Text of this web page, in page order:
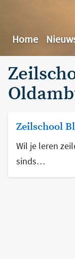
Home
Zeilschool
Wil je leren
sinds…